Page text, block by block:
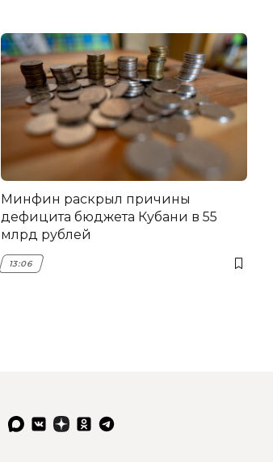
Минфин раскрыл причины
дефицита бюджета Кубани в 55
млрд рублей
13:06